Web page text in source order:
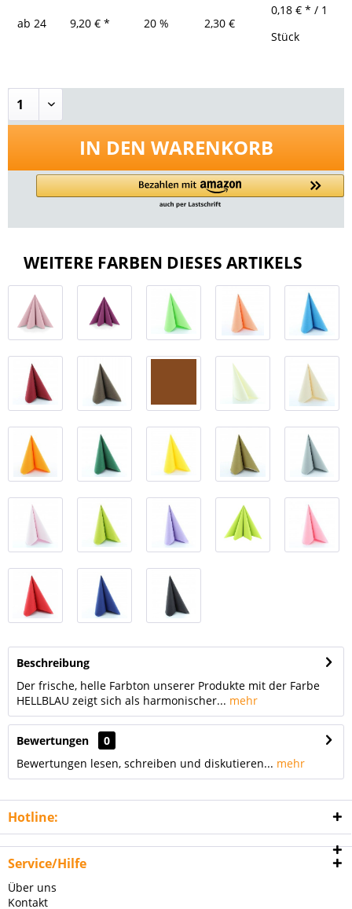
ab 24 9,20 € * 20 % 2,30 €
0,18 € * / 1
Stück
IN DEN WARENKORB
WEITERE FARBEN DIESES ARTIKELS
Beschreibung
Der frische, helle Farbton unserer Produkte mit der Farbe
HELLBLAU zeigt sich als harmonischer... mehr
Bewertungen
0
Bewertungen lesen, schreiben und diskutieren... mehr
Hotline:
Service/Hilfe
Über uns
Kontakt